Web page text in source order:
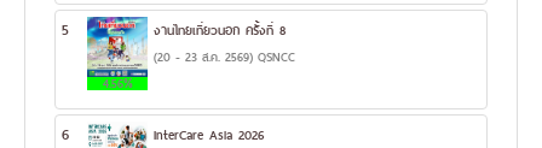
5
4.56%
งานไทยเที่ยวนอก ครั้งที่ 8
(20 - 23 ส.ค. 2569) QSNCC
6 InterCare Asia 2026